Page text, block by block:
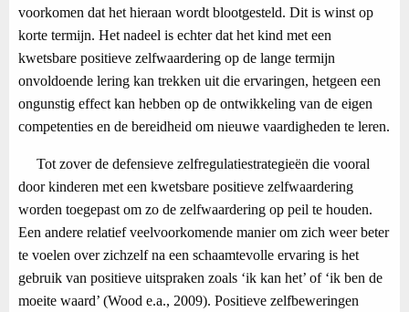
voorkomen dat het hieraan wordt blootgesteld. Dit is winst op
korte termijn. Het nadeel is echter dat het kind met een
kwetsbare positieve zelfwaardering op de lange termijn
onvoldoende lering kan trekken uit die ervaringen, hetgeen een
ongunstig effect kan hebben op de ontwikkeling van de eigen
competenties en de bereidheid om nieuwe vaardigheden te leren.
Tot zover de defensieve zelfregulatiestrategieën die vooral
door kinderen met een kwetsbare positieve zelfwaardering
worden toegepast om zo de zelfwaardering op peil te houden.
Een andere relatief veelvoorkomende manier om zich weer beter
te voelen over zichzelf na een schaamtevolle ervaring is het
gebruik van positieve uitspraken zoals ‘ik kan het’ of ‘ik ben de
moeite waard’ (Wood e.a., 2009). Positieve zelfbeweringen